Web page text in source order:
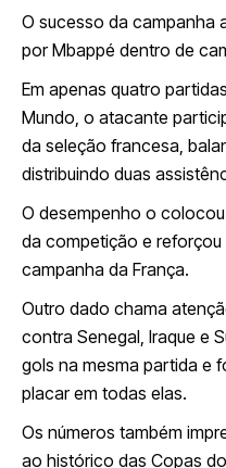
O sucesso da campanha
por Mbappé dentro de
Em apenas quatro
Mundo, o atacante
da seleção francesa,
distribuindo duas
O desempenho o
da competição e
campanha da França.
Outro dado chama
contra Senegal, Iraque e
gols na mesma partida e
placar em todas elas.
Os números também
ao histórico das Copas